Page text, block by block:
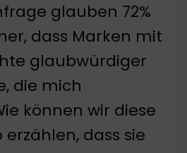
glauben 72%
dass Marken mit
glaubwürdiger
die mich
können wir diese
dass sie